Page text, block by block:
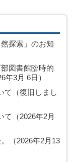
探索」のお知
図書館臨時的
3月 6日）
（復旧しまし
（2026年2月
（2026年2月13